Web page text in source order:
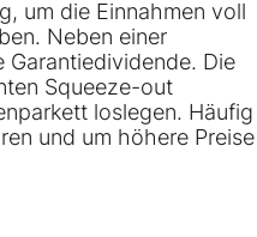
um die Einnahmen voll
Neben einer
Die
Squeeze-out
loslegen. Häufig
und um höhere Preise